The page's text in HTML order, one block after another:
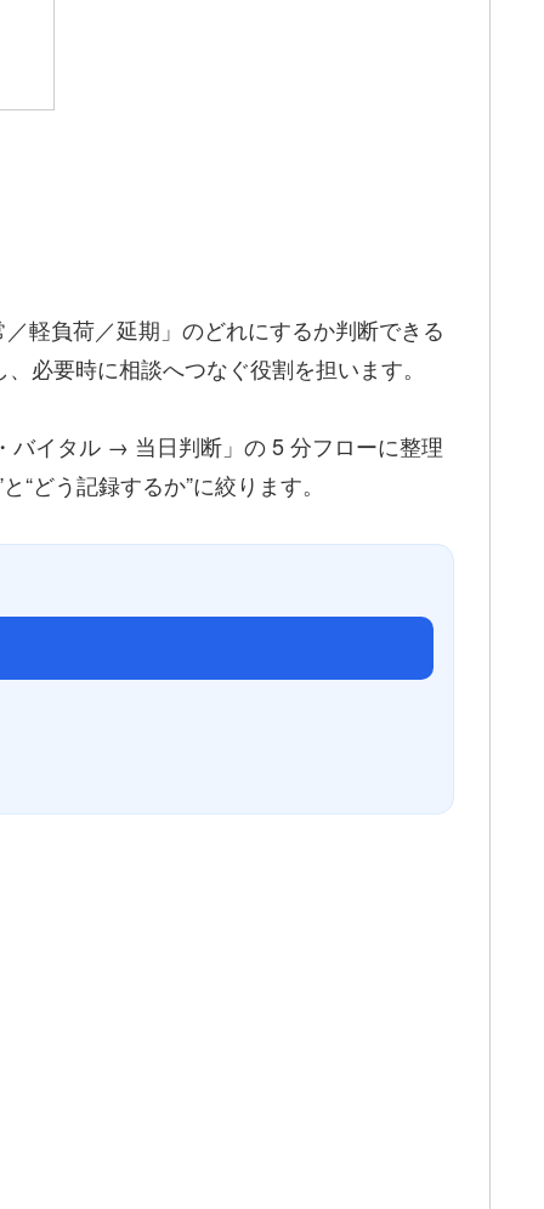
軽負荷／延期」のどれにするか判断できる
必要時に相談へつなぐ役割を担います。
イタル → 当日判断」の 5 分フローに整理
どう記録するか”に絞ります。